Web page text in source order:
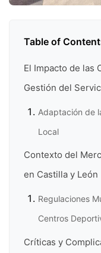
Table of
El Impacto de las
Gestión del
Adaptación de
Local
Contexto del
en Castilla y León
Regulaciones
Centros
Críticas y